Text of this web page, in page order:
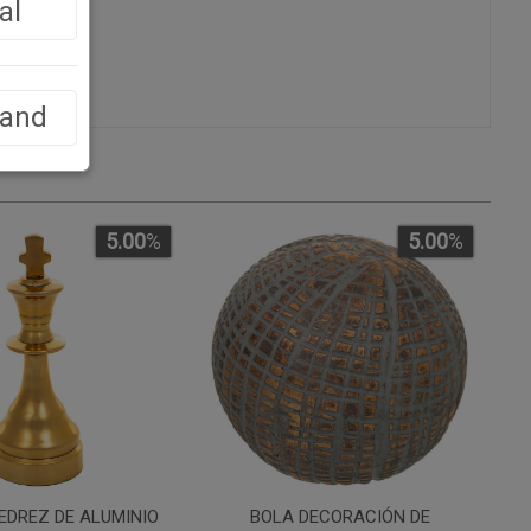
DE ALUMINIO
5.00%
BOLA DECORACIÓN DE
5.00%